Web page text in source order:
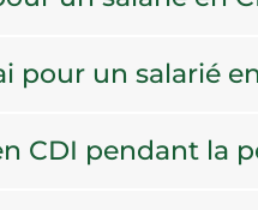
pour un salarié
CDI pendant la